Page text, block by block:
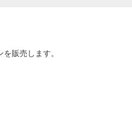
販売します。